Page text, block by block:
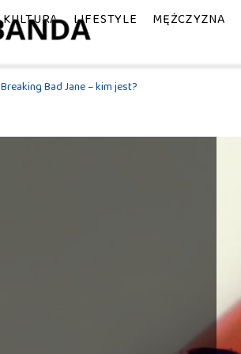
KULTURA LIFESTYLE MĘŻCZYZNA
Breaking Bad Jane – kim jest?